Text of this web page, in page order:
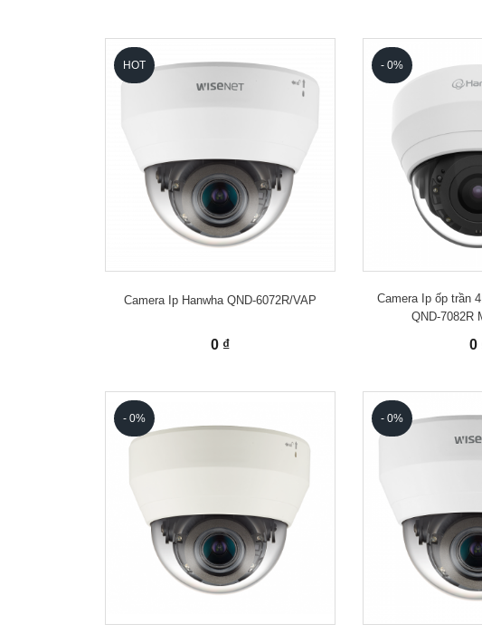
HOT
Camera Ip Hanwha QND-6072R/VAP
0 ₫
- 0%
Camera Ip ốp trần
QND-7082R
0
- 0% - 0%